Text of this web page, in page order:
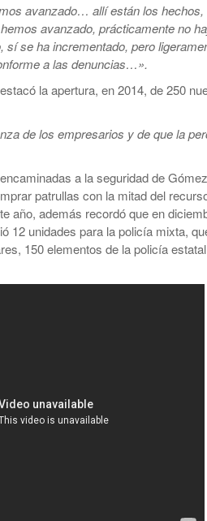
avanzado… allí están los hechos,
avanzado, prácticamente no
sí se ha incrementado, pero
a las denuncias…».
la apertura, en 2014, de 250
de los empresarios y de que la
a la seguridad de
patrullas con la mitad del
año, además recordó que en
12 unidades para la policía mixta,
150 elementos de la policía